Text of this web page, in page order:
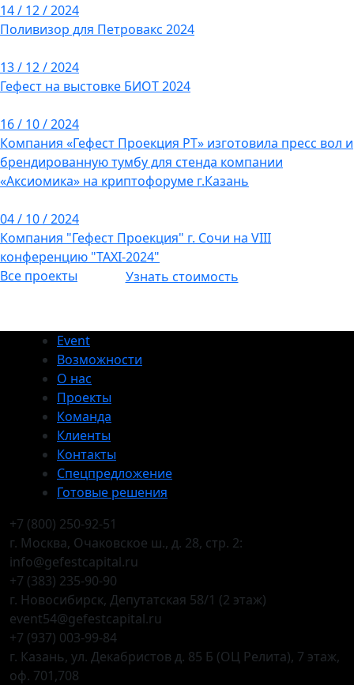
14 / 12 / 2024
Поливизор для Петровакс 2024
13 / 12 / 2024
Гефест на выстовке БИОТ 2024
16 / 10 / 2024
Компания «Гефест Проекция РТ» изготовила пресс вол и
брендированную тумбу для стенда компании
«Аксиомика» на криптофоруме г.Казань
04 / 10 / 2024
Компания "Гефест Проекция" г. Сочи на VIII
конференцию "TAXI-2024"
Все проекты
Узнать стоимость
Event
Возможности
О нас
Проекты
Команда
Клиенты
Контакты
Спецпредложение
Готовые решения
+7 (800) 250-92-51
г. Москва, Очаковское ш., д. 28, стр. 2:
info@gefestcapital.ru
+7 (383) 235-90-90
г. Новосибирск, Депутатская 58/1 (2 этаж)
event54@gefestcapital.ru
+7 (937) 003-99-84
г. Казань, ул. Декабристов д. 85 Б (ОЦ Релита), 7 этаж,
оф. 701,708